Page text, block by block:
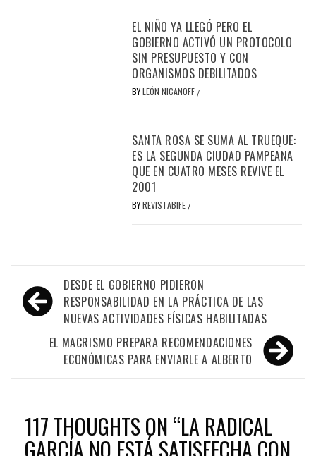
EL NIÑO YA LLEGÓ PERO EL
GOBIERNO ACTIVÓ UN PROTOCOLO
SIN PRESUPUESTO Y CON
ORGANISMOS DEBILITADOS
BYLEÓN NICANOFF /
SANTA ROSA SE SUMA AL TRUEQUE:
ES LA SEGUNDA CIUDAD PAMPEANA
QUE EN CUATRO MESES REVIVE EL
2001
BYREVISTABIFE /
Navegación
de
entradas
DESDE EL GOBIERNO PIDIERON
RESPONSABILIDAD EN LA PRÁCTICA DE LAS
NUEVAS ACTIVIDADES FÍSICAS HABILITADAS
EL MACRISMO PREPARA RECOMENDACIONES
ECONÓMICAS PARA ENVIARLE A ALBERTO
117 THOUGHTS ON “LA RADICAL
GARCÍA NO ESTÁ SATISFECHA CON